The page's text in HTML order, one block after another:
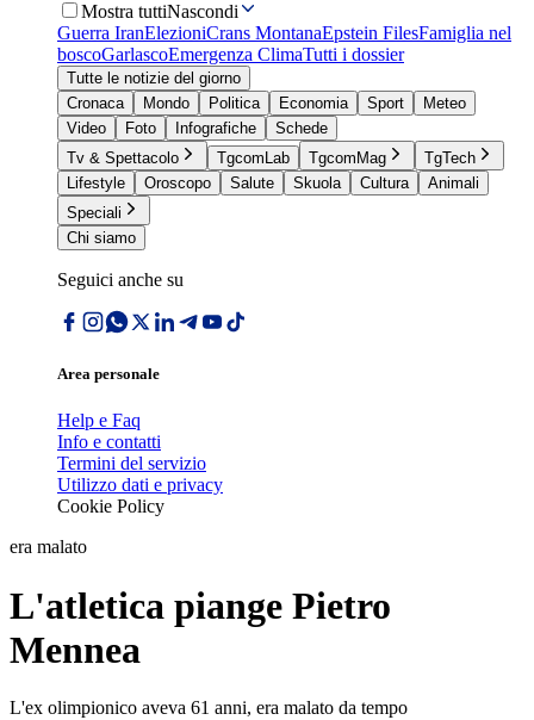
Mostra tuttiNascondi
Guerra IranElezioniCrans MontanaEpstein FilesFamiglia nel
boscoGarlascoEmergenza ClimaTutti i dossier
Tutte le notizie del giorno
Cronaca
Mondo Politica Economia Sport
Meteo
Video
Foto Infografiche
Schede
Tv & Spettacolo
TgcomLab TgcomMag
TgTech
Lifestyle
Oroscopo Salute Skuola Cultura
Animali
Speciali
Chi siamo
Seguici anche su
Area personale
Help e Faq
Info e contatti
Termini del servizio
Utilizzo dati e privacy
Cookie Policy
era malato
L'atletica piange Pietro
Mennea
L'ex olimpionico aveva 61 anni, era malato da tempo